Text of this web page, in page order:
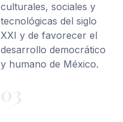
culturales, sociales y
tecnológicas del siglo
XXI y de favorecer el
desarrollo democrático
y humano de México.